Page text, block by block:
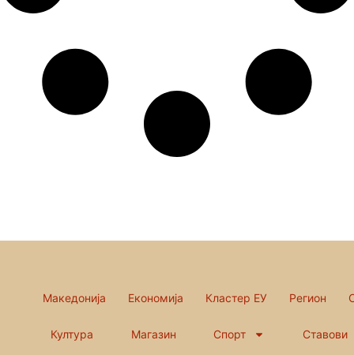
Македонија Економија Кластер ЕУ Регион
Култура Магазин Спорт Ставови